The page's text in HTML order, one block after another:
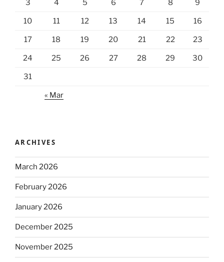
3 4 5 6 7 8 9
10 11 12 13 14 15 16
17 18 19 20 21 22 23
24 25 26 27 28 29 30
31
« Mar
ARCHIVES
March 2026
February 2026
January 2026
December 2025
November 2025